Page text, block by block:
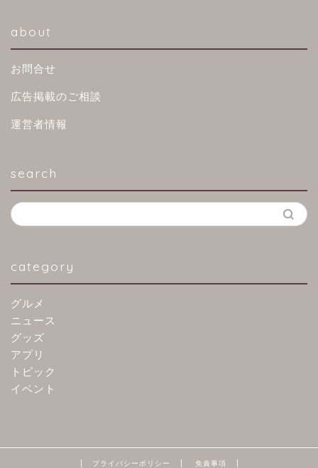
about
お問合せ
広告掲載のご相談
運営者情報
search
category
グルメ
ニュース
グッズ
アプリ
トピック
イベント
プライバシーポリシー 免責事項